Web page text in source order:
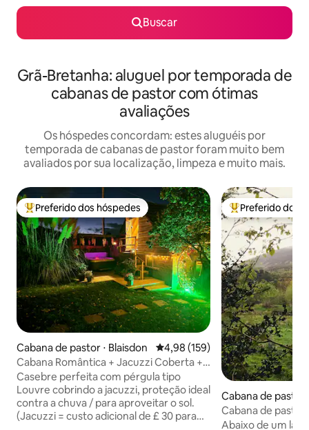
Buscar
Grã-Bretanha: aluguel por temporada de
cabanas de pastor com ótimas
avaliações
Os hóspedes concordam: estes aluguéis por
temporada de cabanas de pastor foram muito bem
avaliados por sua localização, limpeza e muito mais.
Entre os melhores preferidos dos hóspedes
Preferido dos hóspedes
Cabana de pastor ⋅ Blaisdon 4,98 de uma avaliação média de
4,98 (159)
Cabana Romântica + Jacuzzi Coberta +
Sala de Jogos +Propostas
Casebre perfeita com pérgula tipo
Louvre cobrindo a jacuzzi, proteção ideal
contra a chuva / para aproveitar o sol.
(Jacuzzi = custo adicional de £ 30 para
Entre os
Preferido dos
Cabana de pastor
Cabana de
com banheira de
Abaixo de um